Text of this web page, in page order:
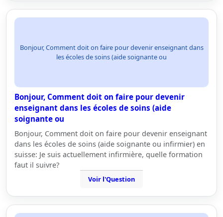
Bonjour, Comment doit on faire pour devenir enseignant dans
les écoles de soins (aide soignante ou
Bonjour, Comment doit on faire pour devenir
enseignant dans les écoles de soins (aide
soignante ou
Bonjour, Comment doit on faire pour devenir enseignant
dans les écoles de soins (aide soignante ou infirmier) en
suisse: Je suis actuellement infirmière, quelle formation
faut il suivre?
Voir l'Question